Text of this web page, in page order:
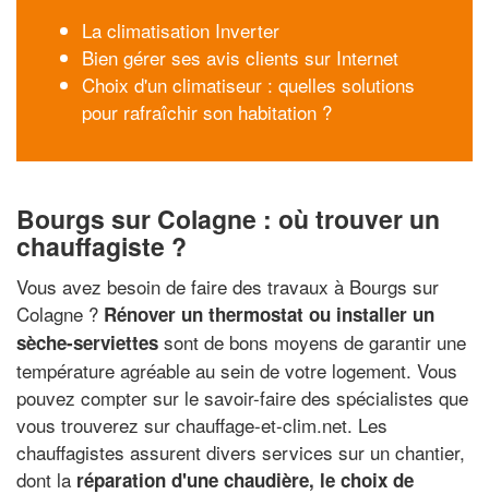
La climatisation Inverter
Bien gérer ses avis clients sur Internet
Choix d'un climatiseur : quelles solutions
pour rafraîchir son habitation ?
Bourgs sur Colagne : où trouver un
chauffagiste ?
Vous avez besoin de faire des travaux à Bourgs sur
Colagne ? Rénover un thermostat ou installer un
sèche-serviettes sont de bons moyens de garantir une
température agréable au sein de votre logement. Vous
pouvez compter sur le savoir-faire des spécialistes que
vous trouverez sur chauffage-et-clim.net. Les
chauffagistes assurent divers services sur un chantier,
dont la réparation d'une chaudière, le choix de